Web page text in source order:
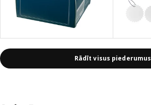
Rādīt visus piederumus